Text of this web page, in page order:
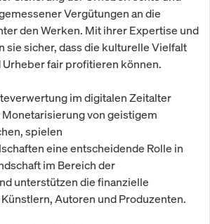
Vergütungen an die
den Werken. Mit ihrer Expertise und
sie sicher, dass die kulturelle Vielfalt
fair profitieren können.
im digitalen Zeitalter
von geistigem
spielen
eine entscheidende Rolle in
im Bereich der
unterstützen die finanzielle
Autoren und Produzenten.